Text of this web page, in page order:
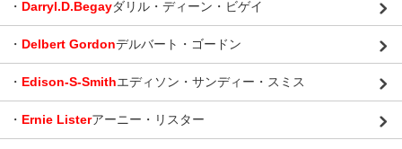
・ Darryl.D.Begayダリル・ディーン・ビゲイ
・ Delbert Gordonデルバート・ゴードン
・ Edison-S-Smithエディソン・サンディー・スミス
・ Ernie Listerアーニー・リスター